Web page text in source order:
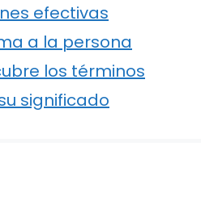
efectivas
a la persona
los términos
significado